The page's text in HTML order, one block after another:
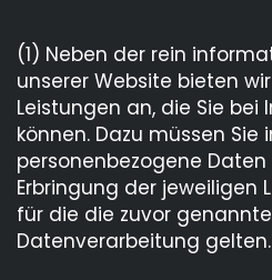
(1) Neben der rein
unserer Website bieten
Leistungen an, die Sie bei
können. Dazu müssen Sie
personenbezogene
Erbringung der jeweiligen
für die die zuvor
Datenverarbeitung gelten.